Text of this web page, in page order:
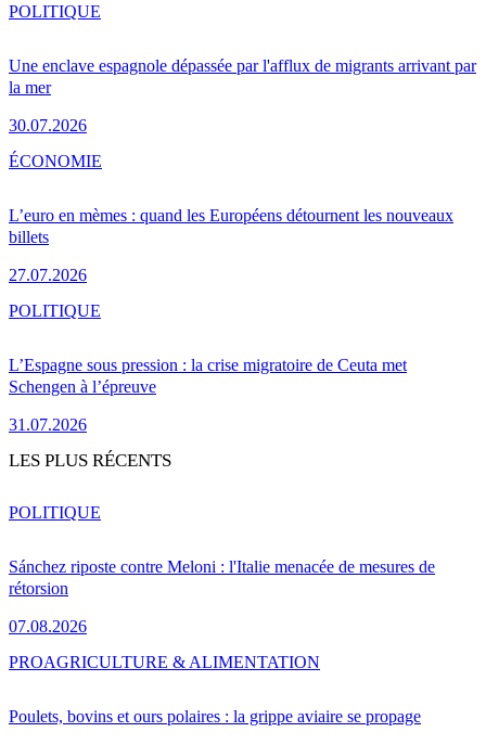
Une enclave espagnole dépassée par l'afflux de migrants arrivant par
la mer
30.07.2026
POLITIQUE
L’euro en mèmes : quand les Européens détournent les nouveaux
billets
27.07.2026
ÉCONOMIE
L’Espagne sous pression : la crise migratoire de Ceuta met
Schengen à l’épreuve
31.07.2026
POLITIQUE
LES PLUS RÉCENTS
Sánchez riposte contre Meloni : l'Italie menacée de mesures de
rétorsion
07.08.2026
POLITIQUE
Poulets, bovins et ours polaires : la grippe aviaire se propage
PROAGRICULTURE & ALIMENTATION